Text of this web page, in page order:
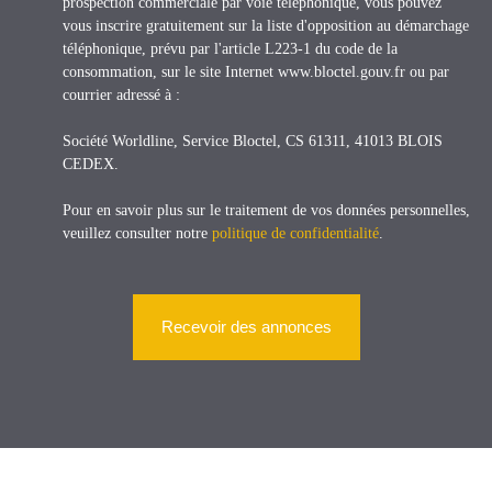
vous inscrire gratuitement sur la liste d'opposition au démarchage
téléphonique, prévu par l'article L223-1 du code de la
consommation, sur le site Internet www.bloctel.gouv.fr ou par
courrier adressé à :
Société Worldline, Service Bloctel, CS 61311, 41013 BLOIS
CEDEX.
Pour en savoir plus sur le traitement de vos données personnelles,
veuillez consulter notre politique de confidentialité
Recevoir des annonces